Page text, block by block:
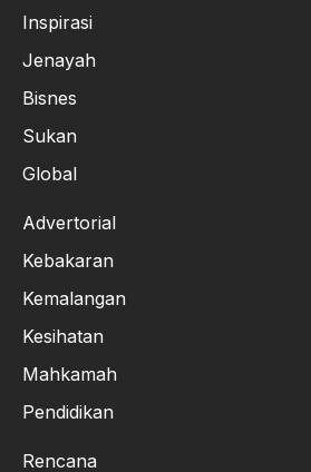
Inspirasi
Jenayah
Bisnes
Sukan
Global
Advertorial
Kebakaran
Kemalangan
Kesihatan
Mahkamah
Pendidikan
Rencana